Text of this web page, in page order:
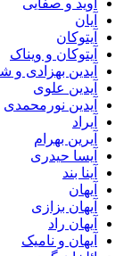
آوید و صفایی
آیان
آیتوکان
آیتوکان و ویناک
آیدین بهزادی و
آیدین علوی
آیدین نورمحمدی
آیراد
آیرین بهرام
آیسا حیدری
آینا بند
آیهان
آیهان بزازی
آیهان راد
آیهان و نامیک